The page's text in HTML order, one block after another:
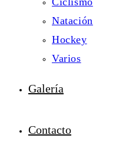
Natación
Hockey
Varios
Galería
Contacto